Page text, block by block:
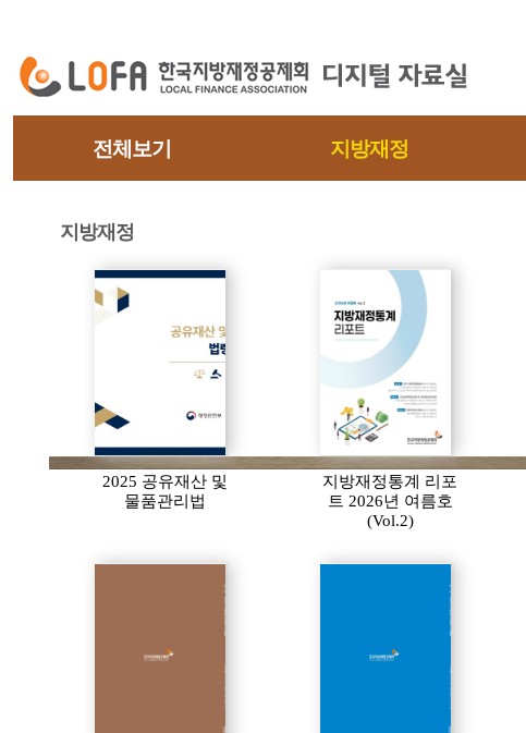
전체보기 지방재정
지방재정
2025 공유재산 및
물품관리법
지방재정통계 리포
트 2026년 여름호
(Vol.2)